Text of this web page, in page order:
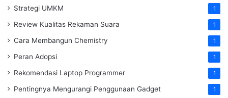
Strategi UMKM 1
Review Kualitas Rekaman Suara 1
Cara Membangun Chemistry 1
Peran Adopsi 1
Rekomendasi Laptop Programmer 1
Pentingnya Mengurangi Penggunaan Gadget 1